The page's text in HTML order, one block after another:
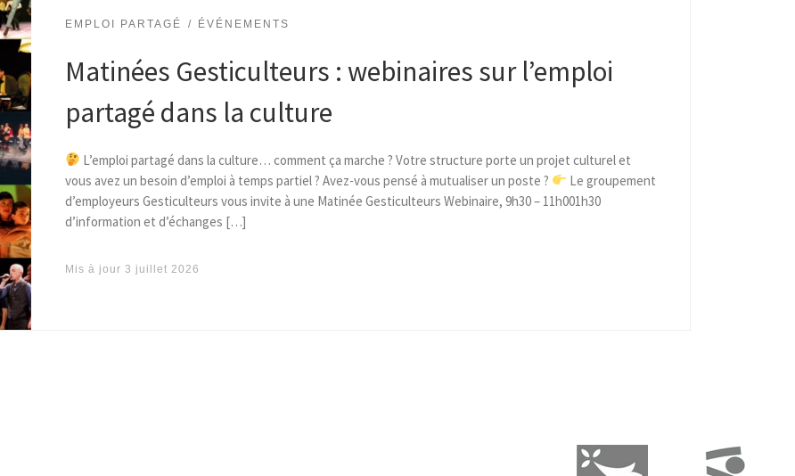
EMPLOI PARTAGÉ ÉVÉNEMENTS
Matinées Gesticulteurs : webinaires sur l’emploi
partagé dans la culture
L’emploi partagé dans la culture… comment ça marche ? Votre structure porte un projet culturel et
vous avez un besoin d’emploi à temps partiel ? Avez-vous pensé à mutualiser un poste ?
Le groupement
d’employeurs Gesticulteurs vous invite à une Matinée Gesticulteurs Webinaire, 9h30 – 11h001h30
d’information et d’échanges […]
Mis à jour 3 juillet 2026